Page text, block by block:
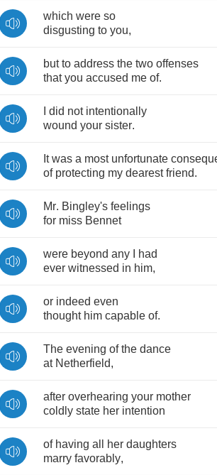
which were so
disgusting to you,
but to address the two offenses
that you accused me of.
did not intentionally
wound your sister.
It was a most unfortunate
of protecting my dearest friend.
Mr. Bingley's feelings
for miss Bennet
were beyond any
had
ever witnessed in him,
or indeed even
thought him capable of.
The evening of the dance
at Netherfield,
after overhearing your mother
coldly state her intention
of having all her daughters
marry favorably,